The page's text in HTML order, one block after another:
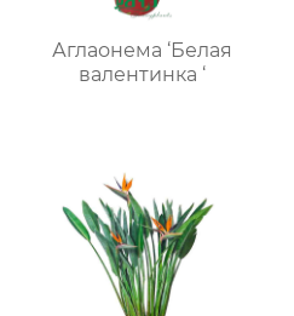
Аглаонема ‘Белая
валентинка ‘